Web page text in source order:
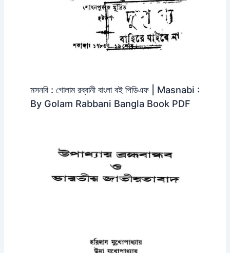
মসনবি : গোলাম রব্বানী বাংলা বই পিডিএফ | Masnabi :
By Golam Rabbani Bangla Book PDF